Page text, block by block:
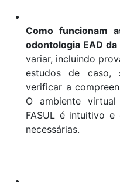
Como funcionam
odontologia EAD da
variar, incluindo
estudos de caso,
verificar a
O ambiente
FASUL é intuitivo
necessárias.